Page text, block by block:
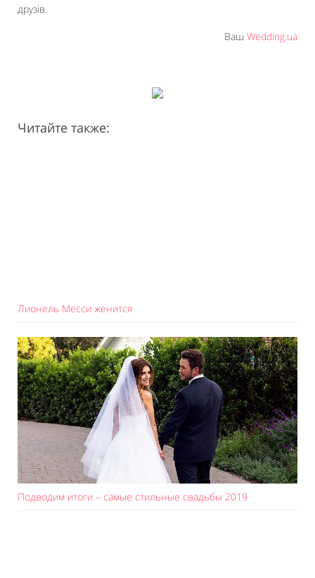
друзів.
Ваш Wedding.ua
Читайте также:
Лионель Месси женится
Подводим итоги – самые стильные свадьбы 2019